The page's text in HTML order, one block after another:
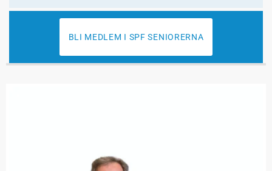
BLI MEDLEM I SPF SENIORERNA